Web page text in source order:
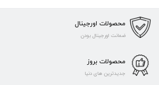
محصولات اورجینال
ضمانت اورجینال بودن
محصولات بروز
جدیدترین های دنیا